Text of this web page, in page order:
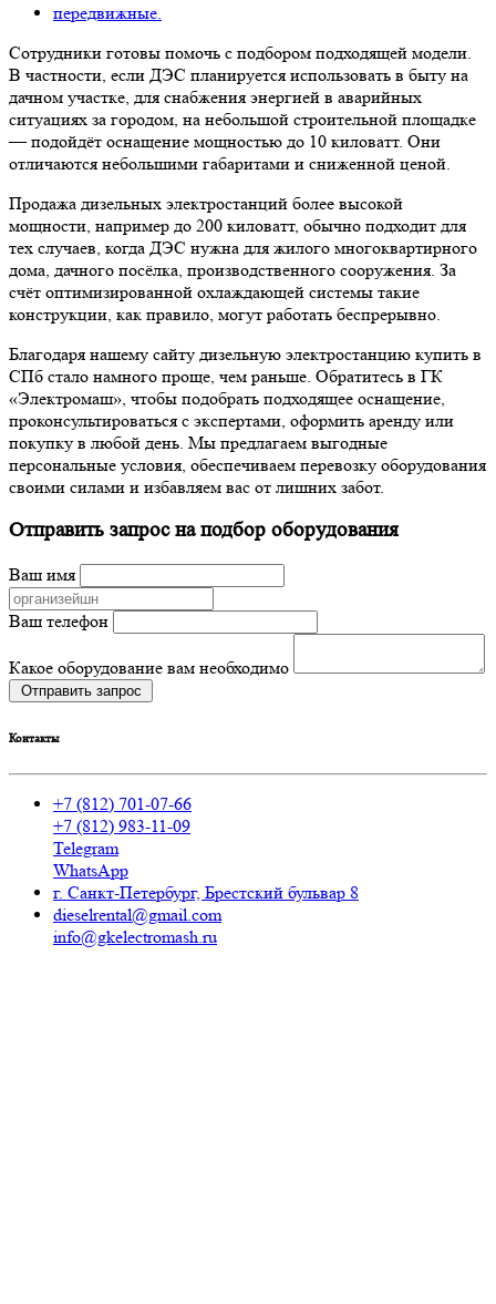
передвижные.
Сотрудники готовы помочь с подбором подходящей модели.
В частности, если ДЭС планируется использовать в быту на
дачном участке, для снабжения энергией в аварийных
ситуациях за городом, на небольшой строительной площадке
— подойдёт оснащение мощностью до 10 киловатт. Они
отличаются небольшими габаритами и сниженной ценой.
Продажа дизельных электростанций более высокой
мощности, например до 200 киловатт, обычно подходит для
тех случаев, когда ДЭС нужна для жилого многоквартирного
дома, дачного посёлка, производственного сооружения. За
счёт оптимизированной охлаждающей системы такие
конструкции, как правило, могут работать беспрерывно.
Благодаря нашему сайту дизельную электростанцию купить в
СПб стало намного проще, чем раньше. Обратитесь в ГК
«Электромаш», чтобы подобрать подходящее оснащение,
проконсультироваться с экспертами, оформить аренду или
покупку в любой день. Мы предлагаем выгодные
персональные условия, обеспечиваем перевозку оборудования
своими силами и избавляем вас от лишних забот.
Отправить запрос на подбор оборудования
Ваш имя
Ваш телефон
Какое оборудование вам необходимо
Отправить запрос
Контакты
+7 (812) 701-07-66
+7 (812) 983-11-09
Telegram
WhatsApp
г. Санкт-Петербург, Брестский бульвар 8
dieselrental@gmail.com
info@gkelectromash.ru